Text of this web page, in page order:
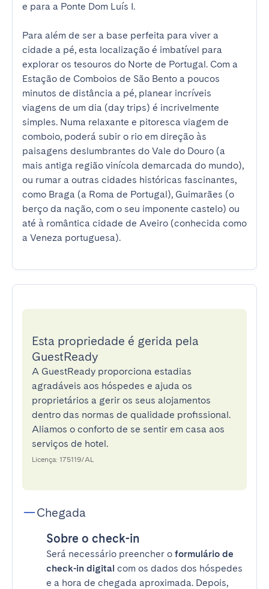
e para a Ponte Dom Luís I.
Para além de ser a base perfeita para viver a
cidade a pé, esta localização é imbatível para
explorar os tesouros do Norte de Portugal. Com a
Estação de Comboios de São Bento a poucos
minutos de distância a pé, planear incríveis
viagens de um dia (day trips) é incrivelmente
simples. Numa relaxante e pitoresca viagem de
comboio, poderá subir o rio em direção às
paisagens deslumbrantes do Vale do Douro (a
mais antiga região vinícola demarcada do mundo),
ou rumar a outras cidades históricas fascinantes,
como Braga (a Roma de Portugal), Guimarães (o
berço da nação, com o seu imponente castelo) ou
até à romântica cidade de Aveiro (conhecida como
a Veneza portuguesa).
Esta propriedade é gerida pela
GuestReady
A GuestReady proporciona estadias
agradáveis aos hóspedes e ajuda os
proprietários a gerir os seus alojamentos
dentro das normas de qualidade profissional.
Aliamos o conforto de se sentir em casa aos
serviços de hotel.
Licença: 175119/AL
Chegada
Sobre o check-in
Será necessário preencher o formulário de
check-in digital com os dados dos hóspedes
e a hora de chegada aproximada. Depois,